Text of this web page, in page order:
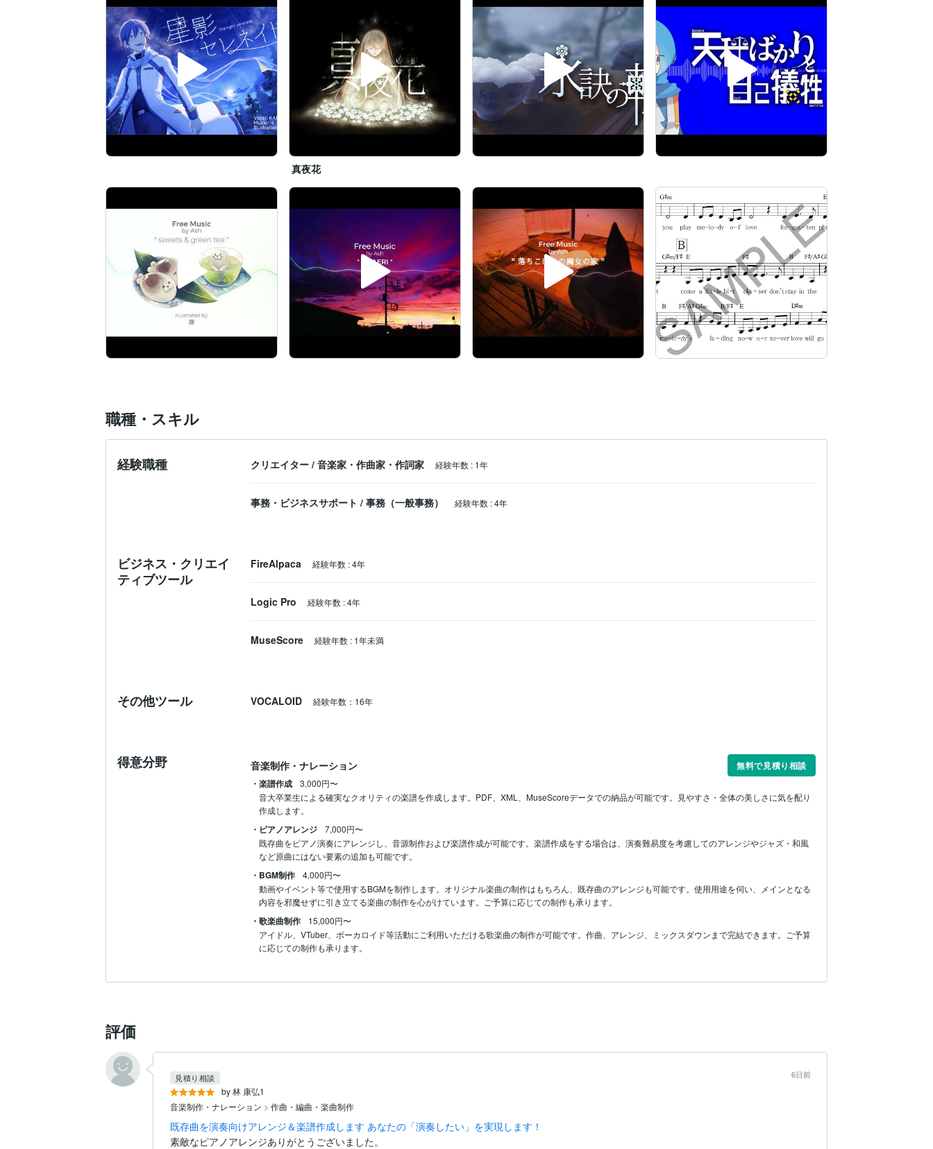
▼中の人
・小学生からピアノ教室に通うも演奏に向かず、高学年頃からソルフェージュと作曲を開始。
・小学校〜高校まで合唱部に所属。全国大会出場を経験。合唱曲大好き。
・音楽系の大学で作曲を専攻し卒業済。
・社会人経験あり（音響機器販売会社員、官公庁窓口相談員など）
・10年以上にわたりボーカロイドを使用した楽曲を公開しており、カラオケ配信・ストア配信楽曲あり。
▼ご依頼／連絡について
ご連絡には、遅くとも2営業日以内にお返事させていただきます（稼働日はスケジュールをご確認ください）
ご興味を持っていただけましたら、メッセージでお気軽にお声がけください。
真夜花
職種・スキル
経験職種 クリエイター / 音楽家・作曲家・作詞家 経験年数 : 1年
事務・ビジネスサポート / 事務（一般事務） 経験年数 :4年
ビジネス・クリエイ
ティブツール
FireAlpaca 経験年数 :4年
Logic Pro 経験年数 :4年
MuseScore 経験年数 : 1年未満
その他ツール VOCALOID 経験年数：16年
得意分野 音楽制作・ナレーション
無料で見積り相談
・楽譜作成
3,000円〜
音大卒業生による確実なクオリティの楽譜を作成します。PDF、XML、MuseScoreデータでの納品が可能です。見やすさ・全体の美しさに気を配り
作成します。
・ピアノアレンジ
7,000円〜
既存曲をピアノ演奏にアレンジし、音源制作および楽譜作成が可能です。楽譜作成をする場合は、演奏難易度を考慮してのアレンジやジャズ・和風
など原曲にはない要素の追加も可能です。
・BGM制作
4,000円〜
動画やイベント等で使用するBGMを制作します。オリジナル楽曲の制作はもちろん、既存曲のアレンジも可能です。使用用途を伺い、メインとなる
内容を邪魔せずに引き立てる楽曲の制作を心がけています。ご予算に応じての制作も承ります。
・歌楽曲制作
15,000円〜
アイドル、VTuber、ボーカロイド等活動にご利用いただける歌楽曲の制作が可能です。作曲、アレンジ、ミックスダウンまで完結できます。ご予算
に応じての制作も承ります。
評価
by 林 康弘1
6日前
見積り相談
音楽制作・ナレーション > 作曲・編曲・楽曲制作
既存曲を演奏向けアレンジ＆楽譜作成します あなたの「演奏したい」を実現します！
素敵なピアノアレンジありがとうございました。